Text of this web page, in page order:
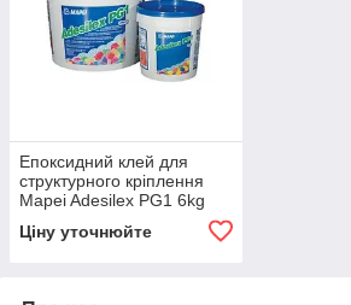
Епоксидний клей для
структурного кріплення
Mapei Adesilex PG1 6kg
(Адесілекс ПЖ1), Харків
Ціну уточнюйте